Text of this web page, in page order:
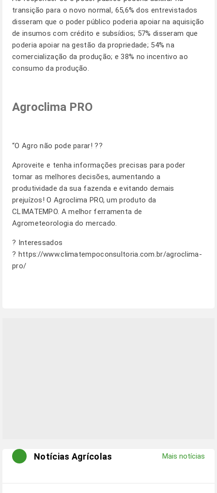
transição para o novo normal, 65,6% dos entrevistados
disseram que o poder público poderia apoiar na aquisição
de insumos com crédito e subsídios; 57% disseram que
poderia apoiar na gestão da propriedade; 54% na
comercialização da produção; e 38% no incentivo ao
consumo da produção.
Agroclima PRO
“O Agro não pode parar! ??
Aproveite e tenha informações precisas para poder
tomar as melhores decisões, aumentando a
produtividade da sua fazenda e evitando demais
prejuízos! O Agroclima PRO, um produto da
CLIMATEMPO. A melhor ferramenta de
Agrometeorologia do mercado.
? Interessados
? https://www.climatempoconsultoria.com.br/agroclima-
pro/
Notícias Agrícolas Mais notícias